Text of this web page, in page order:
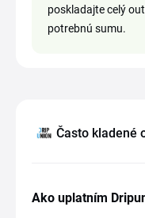
poskladajte celý
potrebnú sumu.
Často kladené
Ako uplatním